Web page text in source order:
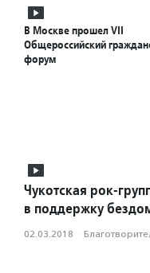
В Москве прошел VII
Общероссийский
форум
Чукотская рок-
в поддержку
02.03.2018 ·